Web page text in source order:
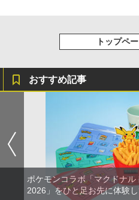
トップペ
おすすめ記事
ポケモンコラボ「マクドナ
2026」をひと足お先に体験